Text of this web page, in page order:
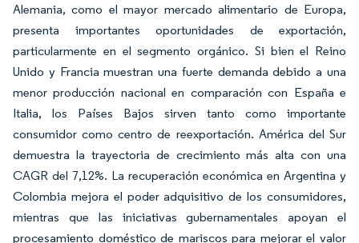
Alemania, como el mayor mercado alimentario de Europa,
presenta importantes oportunidades de exportación,
particularmente en el segmento orgánico. Si bien el Reino
Unido y Francia muestran una fuerte demanda debido a una
menor producción nacional en comparación con España e
Italia, los Países Bajos sirven tanto como importante
consumidor como centro de reexportación. América del Sur
demuestra la trayectoria de crecimiento más alta con una
CAGR del 7,12%. La recuperación económica en Argentina y
Colombia mejora el poder adquisitivo de los consumidores,
mientras que las iniciativas gubernamentales apoyan el
procesamiento doméstico de mariscos para mejorar el valor